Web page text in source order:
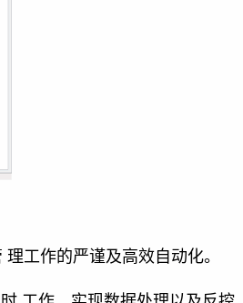
工作的严谨及高效自动化。